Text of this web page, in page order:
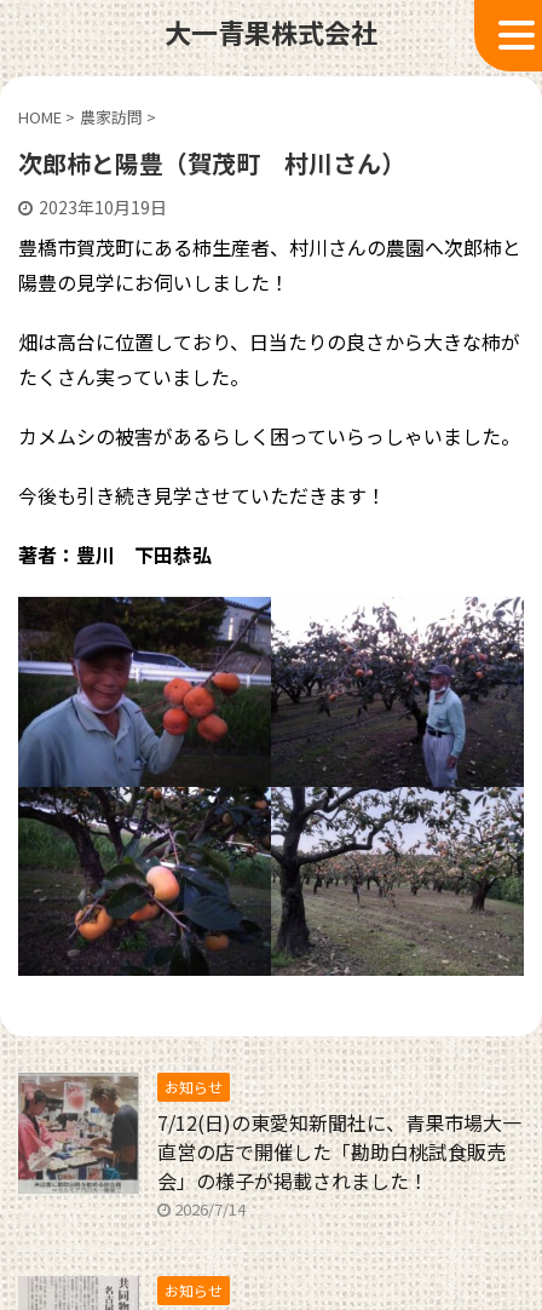
大一青果株式会社
HOME > 農家訪問 >
次郎柿と陽豊（賀茂町 村川さん）
2023年10月19日
豊橋市賀茂町にある柿生産者、村川さんの農園へ次郎柿と
陽豊の見学にお伺いしました！
畑は高台に位置しており、日当たりの良さから大きな柿が
たくさん実っていました。
カメムシの被害があるらしく困っていらっしゃいました。
今後も引き続き見学させていただきます！
著者：豊川 下田恭弘
お知らせ
7/12(日)の東愛知新聞社に、青果市場大一
直営の店で開催した「勘助白桃試食販売
会」の様子が掲載されました！
2026/7/14
お知らせ